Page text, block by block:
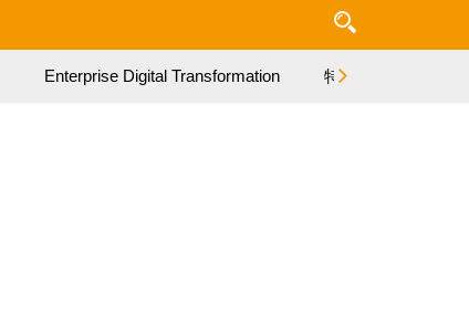
Enterprise Digital Transformation 特集